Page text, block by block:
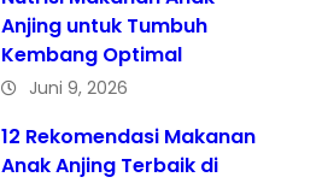
Anjing untuk Tumbuh
Kembang Optimal
Juni 9, 2026
12 Rekomendasi Makanan
Anak Anjing Terbaik di